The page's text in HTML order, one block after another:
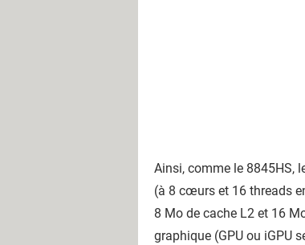
Ainsi, comme le 8845HS,
(à 8 cœurs et 16 threads
8 Mo de cache L2 et 16
graphique (GPU ou iGPU